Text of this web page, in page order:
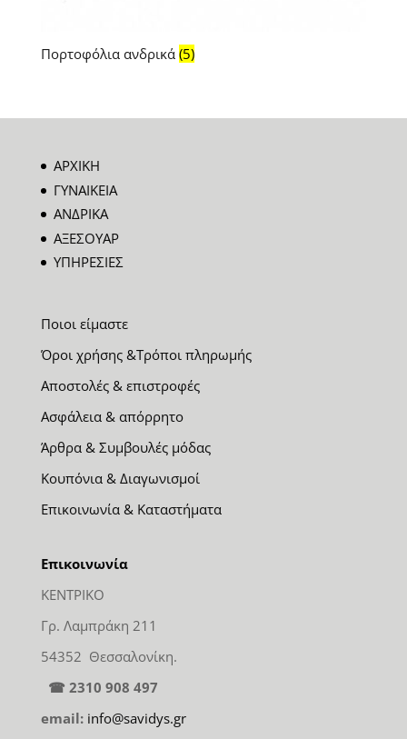
Πορτοφόλια ανδρικά (5)
ΑΡΧΙΚΗ
ΓΥΝΑΙΚΕΙΑ
ΑΝΔΡΙΚΑ
ΑΞΕΣΟΥΑΡ
ΥΠΗΡΕΣΙΕΣ
Ποιοι είμαστε
Όροι χρήσης &Τρόποι πληρωμής
Αποστολές & επιστροφές
Ασφάλεια & απόρρητο
Άρθρα & Συμβουλές μόδας
Κουπόνια & Διαγωνισμοί
Επικοινωνία & Καταστήματα
Επικοινωνία
ΚΕΝΤΡΙΚΟ
Γρ. Λαμπράκη 211
54352 Θεσσαλονίκη.
☎ 2310 908 497
email: info@savidys.gr